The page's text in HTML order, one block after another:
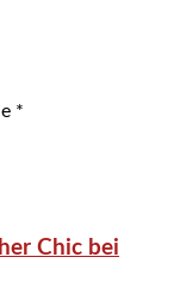
*
Chic bei